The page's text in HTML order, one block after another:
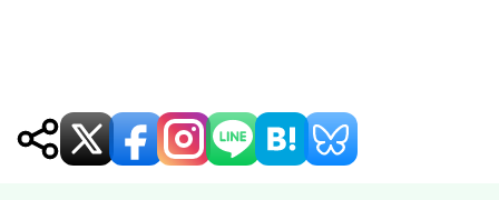
ョ